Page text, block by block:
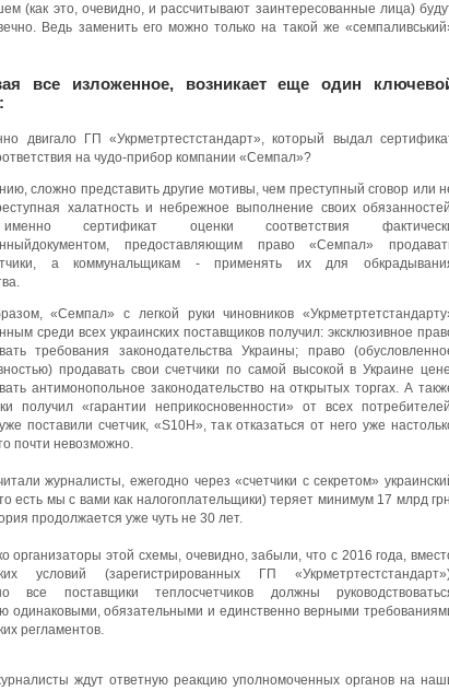
(как это, очевидно, и рассчитывают заинтересованные лица)
Ведь заменить его можно только на такой же
все изложенное, возникает еще один
двигало ГП «Укрметртестстандарт», который выдал
на чудо-прибор компании «Семпал»?
сложно представить другие мотивы, чем преступный сговор или
халатность и небрежное выполнение своих
сертификат оценки соответствия
предоставляющим право «Семпал»
а коммунальщикам - применять их для
«Семпал» с легкой руки чиновников
среди всех украинских поставщиков получил: эксклюзивное
требования законодательства Украины; право
продавать свои счетчики по самой высокой в ​​Украине
антимонопольное законодательство на открытых торгах. А
получил «гарантии неприкосновенности» от всех
поставили счетчик, «S10H», так отказаться от него уже
почти невозможно.
журналисты, ежегодно через «счетчики с секретом»
есть мы с вами как налогоплательщики) теряет минимум 17 млрд
продолжается уже чуть не 30 лет.
организаторы этой схемы, очевидно, забыли, что с 2016 года,
условий (зарегистрированных ГП
все поставщики теплосчетчиков должны
одинаковыми, обязательными и единственно верными
регламентов.
ждут ответную реакцию уполномоченных органов на